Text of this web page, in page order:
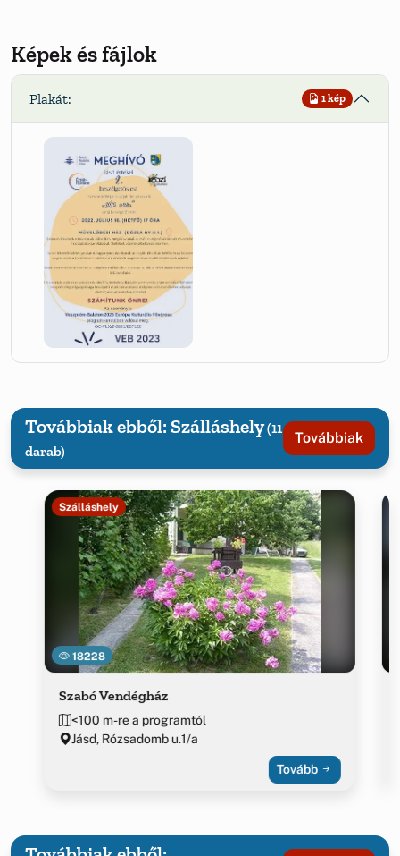
Képek és fájlok
Plakát: 1 kép
Továbbiak ebből: Szálláshely(11
darab)
Továbbiak
18228
Szálláshely
Szabó Vendégház
<100 m-re a programtól
Jásd, Rózsadomb u.1/a
Tovább